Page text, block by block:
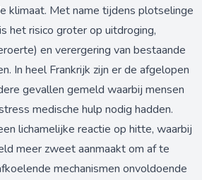
klimaat. Met name tijdens plotselinge
het risico groter op uitdroging,
en verergering van bestaande
In heel Frankrijk zijn er de afgelopen
gevallen gemeld waarbij mensen
medische hulp nodig hadden.
lichamelijke reactie op hitte, waarbij
meer zweet aanmaakt om af te
mechanismen onvoldoende